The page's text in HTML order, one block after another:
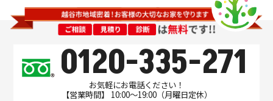
0120-335-271
お気軽にお電話ください！
【営業時間】 10:00～19:00（月曜日定休）